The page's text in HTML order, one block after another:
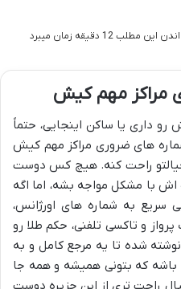
این مطلب 12 دقیقه زمان میبرد
مراکز مهم کیش
داری یا ساکن اینجایی، حتماً
های ضروری مراکز مهم کیش
راحت کنه. هیچ کس دوست
اش با مشکل مواجه بشه، اما اگه
سریع به شماره های اورژانس،
و تاکسی تلفنی، حکم طلا رو
نوشته شده تا یه مرجع کامل و به
که بتونی همیشه و همه جا
راحت تری از این جزیره دوست